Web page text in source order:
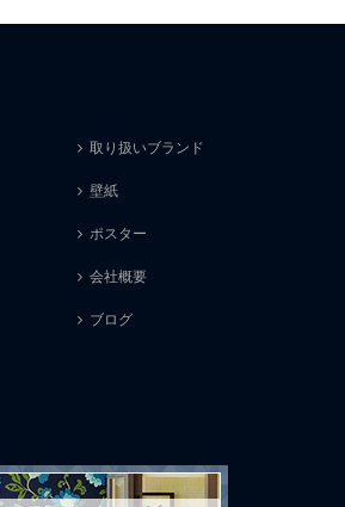
取り扱いブランド
壁紙
ポスター
会社概要
ブログ